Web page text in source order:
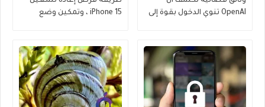
OpenAI تنوي الدخول بقوة إلى
iPhone 15 ، وتمكين وضع